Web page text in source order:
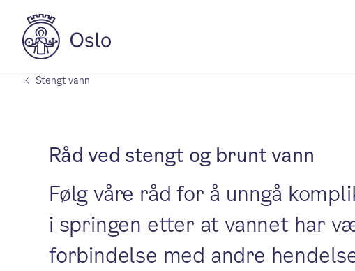
Stengt vann
Råd ved stengt og brunt vann
Følg våre råd for å unngå
i springen etter at vannet har
forbindelse med andre